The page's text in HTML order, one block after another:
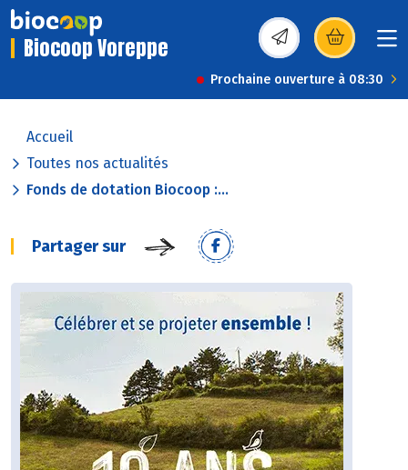
Biocoop Voreppe (s’ouvre dans une
Prochaine ouverture à 08:30
Accueil
Toutes nos actualités
Fonds de dotation Biocoop :...
Partager sur